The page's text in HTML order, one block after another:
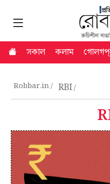
সকাল কলাম
Robbar.in RBI